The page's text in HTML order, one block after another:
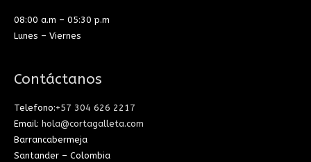
08:00 a.m – 05:30 p.m
Lunes – Viernes
Contáctanos
Telefono:+57 304 626 2217
Email: hola@cortagalleta.com
Barrancabermeja
Santander – Colombia